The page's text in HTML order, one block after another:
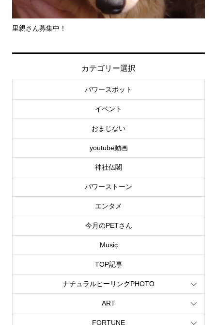
カテゴリー選択
パワースポット
イベント
おまじない
youtube動画
神社仏閣
パワーストーン
エンタメ
今月のPETさん
Music
TOP記事
ナチュラルヒーリングPHOTO
ART